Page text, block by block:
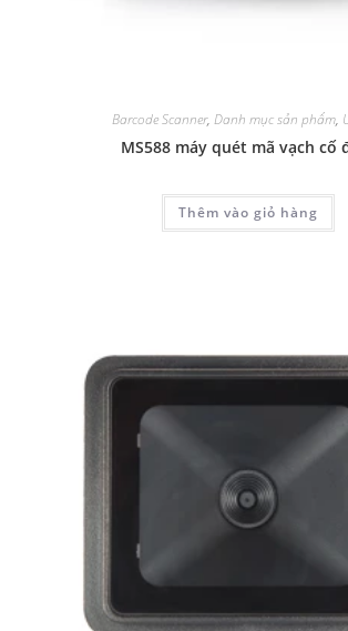
Barcode Scanner, Danh mục sản phẩm,
MS588 máy quét mã vạch cố
Thêm vào giỏ hàng